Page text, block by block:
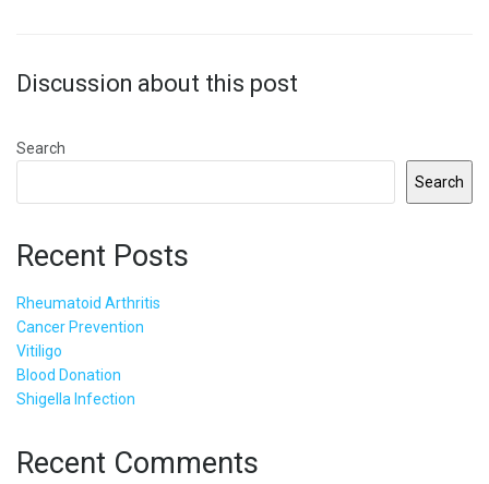
Discussion about this post
Search
Search
Recent Posts
Rheumatoid Arthritis
Cancer Prevention
Vitiligo
Blood Donation
Shigella Infection
Recent Comments